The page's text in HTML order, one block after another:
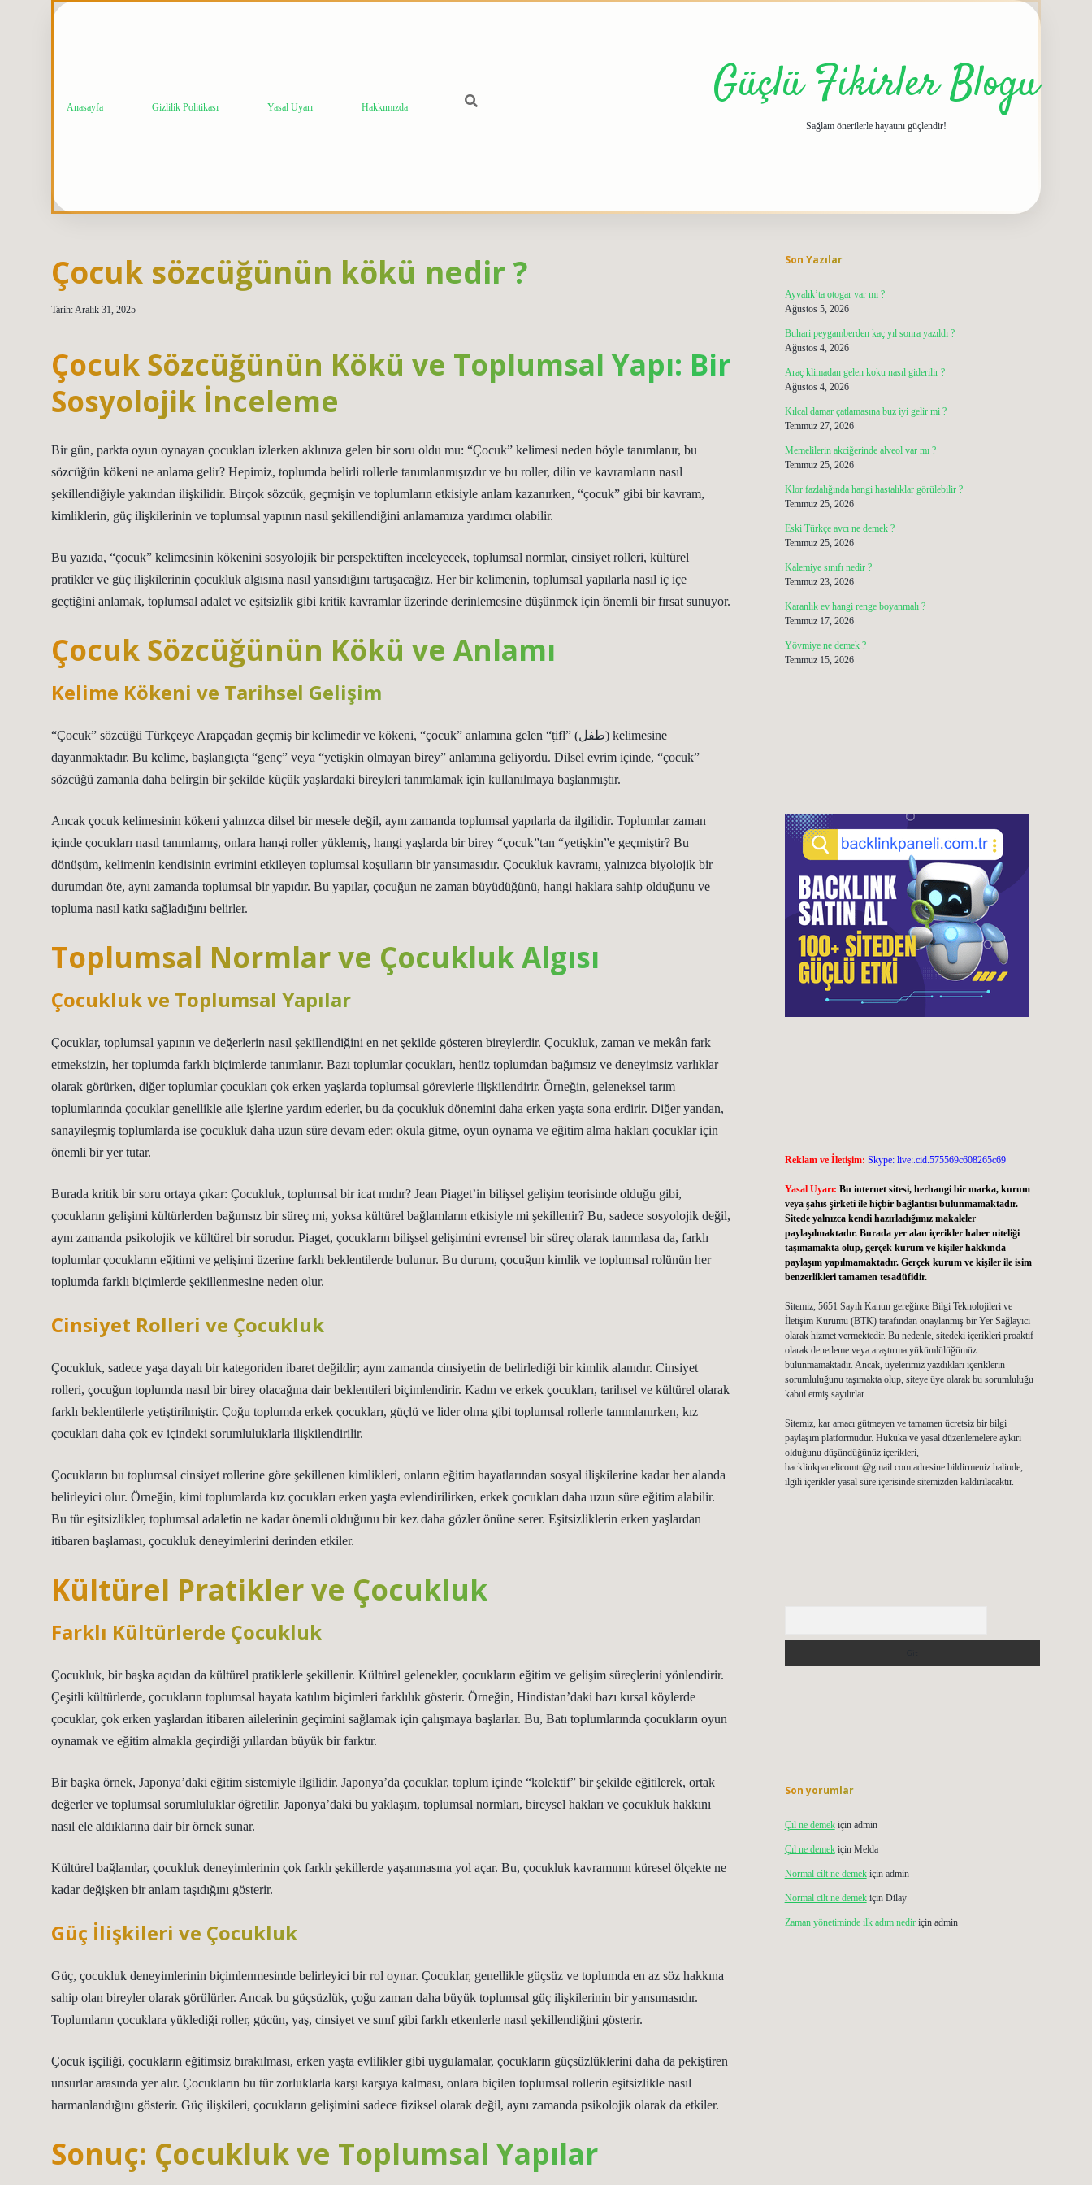
Anasayfa Gizlilik Politikası Yasal Uyarı Hakkımızda Güçlü Fikirler Blogu
Sağlam önerilerle hayatını güçlendir!
Çocuk sözcüğünün kökü nedir ?
Tarih: Aralık 31, 2025
Çocuk Sözcüğünün Kökü ve Toplumsal Yapı: Bir
Sosyolojik İnceleme
Bir gün, parkta oyun oynayan çocukları izlerken aklınıza gelen bir soru oldu mu: “Çocuk” kelimesi neden böyle tanımlanır, bu
sözcüğün kökeni ne anlama gelir? Hepimiz, toplumda belirli rollerle tanımlanmışızdır ve bu roller, dilin ve kavramların nasıl
şekillendiğiyle yakından ilişkilidir. Birçok sözcük, geçmişin ve toplumların etkisiyle anlam kazanırken, “çocuk” gibi bir kavram,
kimliklerin, güç ilişkilerinin ve toplumsal yapının nasıl şekillendiğini anlamamıza yardımcı olabilir.
Bu yazıda, “çocuk” kelimesinin kökenini sosyolojik bir perspektiften inceleyecek, toplumsal normlar, cinsiyet rolleri, kültürel
pratikler ve güç ilişkilerinin çocukluk algısına nasıl yansıdığını tartışacağız. Her bir kelimenin, toplumsal yapılarla nasıl iç içe
geçtiğini anlamak, toplumsal adalet ve eşitsizlik gibi kritik kavramlar üzerinde derinlemesine düşünmek için önemli bir fırsat sunuyor.
Çocuk Sözcüğünün Kökü ve Anlamı
Kelime Kökeni ve Tarihsel Gelişim
“Çocuk” sözcüğü Türkçeye Arapçadan geçmiş bir kelimedir ve kökeni, “çocuk” anlamına gelen “ṭifl” (طفل) kelimesine
dayanmaktadır. Bu kelime, başlangıçta “genç” veya “yetişkin olmayan birey” anlamına geliyordu. Dilsel evrim içinde, “çocuk”
sözcüğü zamanla daha belirgin bir şekilde küçük yaşlardaki bireyleri tanımlamak için kullanılmaya başlanmıştır.
Ancak çocuk kelimesinin kökeni yalnızca dilsel bir mesele değil, aynı zamanda toplumsal yapılarla da ilgilidir. Toplumlar zaman
içinde çocukları nasıl tanımlamış, onlara hangi roller yüklemiş, hangi yaşlarda bir birey “çocuk”tan “yetişkin”e geçmiştir? Bu
dönüşüm, kelimenin kendisinin evrimini etkileyen toplumsal koşulların bir yansımasıdır. Çocukluk kavramı, yalnızca biyolojik bir
durumdan öte, aynı zamanda toplumsal bir yapıdır. Bu yapılar, çocuğun ne zaman büyüdüğünü, hangi haklara sahip olduğunu ve
topluma nasıl katkı sağladığını belirler.
Toplumsal Normlar ve Çocukluk Algısı
Çocukluk ve Toplumsal Yapılar
Çocuklar, toplumsal yapının ve değerlerin nasıl şekillendiğini en net şekilde gösteren bireylerdir. Çocukluk, zaman ve mekân fark
etmeksizin, her toplumda farklı biçimlerde tanımlanır. Bazı toplumlar çocukları, henüz toplumdan bağımsız ve deneyimsiz varlıklar
olarak görürken, diğer toplumlar çocukları çok erken yaşlarda toplumsal görevlerle ilişkilendirir. Örneğin, geleneksel tarım
toplumlarında çocuklar genellikle aile işlerine yardım ederler, bu da çocukluk dönemini daha erken yaşta sona erdirir. Diğer yandan,
sanayileşmiş toplumlarda ise çocukluk daha uzun süre devam eder; okula gitme, oyun oynama ve eğitim alma hakları çocuklar için
önemli bir yer tutar.
Burada kritik bir soru ortaya çıkar: Çocukluk, toplumsal bir icat mıdır? Jean Piaget’in bilişsel gelişim teorisinde olduğu gibi,
çocukların gelişimi kültürlerden bağımsız bir süreç mi, yoksa kültürel bağlamların etkisiyle mi şekillenir? Bu, sadece sosyolojik değil,
aynı zamanda psikolojik ve kültürel bir sorudur. Piaget, çocukların bilişsel gelişimini evrensel bir süreç olarak tanımlasa da, farklı
toplumlar çocukların eğitimi ve gelişimi üzerine farklı beklentilerde bulunur. Bu durum, çocuğun kimlik ve toplumsal rolünün her
toplumda farklı biçimlerde şekillenmesine neden olur.
Cinsiyet Rolleri ve Çocukluk
Çocukluk, sadece yaşa dayalı bir kategoriden ibaret değildir; aynı zamanda cinsiyetin de belirlediği bir kimlik alanıdır. Cinsiyet
rolleri, çocuğun toplumda nasıl bir birey olacağına dair beklentileri biçimlendirir. Kadın ve erkek çocukları, tarihsel ve kültürel olarak
farklı beklentilerle yetiştirilmiştir. Çoğu toplumda erkek çocukları, güçlü ve lider olma gibi toplumsal rollerle tanımlanırken, kız
çocukları daha çok ev içindeki sorumluluklarla ilişkilendirilir.
Çocukların bu toplumsal cinsiyet rollerine göre şekillenen kimlikleri, onların eğitim hayatlarından sosyal ilişkilerine kadar her alanda
belirleyici olur. Örneğin, kimi toplumlarda kız çocukları erken yaşta evlendirilirken, erkek çocukları daha uzun süre eğitim alabilir.
Bu tür eşitsizlikler, toplumsal adaletin ne kadar önemli olduğunu bir kez daha gözler önüne serer. Eşitsizliklerin erken yaşlardan
itibaren başlaması, çocukluk deneyimlerini derinden etkiler.
Kültürel Pratikler ve Çocukluk
Farklı Kültürlerde Çocukluk
Çocukluk, bir başka açıdan da kültürel pratiklerle şekillenir. Kültürel gelenekler, çocukların eğitim ve gelişim süreçlerini yönlendirir.
Çeşitli kültürlerde, çocukların toplumsal hayata katılım biçimleri farklılık gösterir. Örneğin, Hindistan’daki bazı kırsal köylerde
çocuklar, çok erken yaşlardan itibaren ailelerinin geçimini sağlamak için çalışmaya başlarlar. Bu, Batı toplumlarında çocukların oyun
oynamak ve eğitim almakla geçirdiği yıllardan büyük bir farktır.
Bir başka örnek, Japonya’daki eğitim sistemiyle ilgilidir. Japonya’da çocuklar, toplum içinde “kolektif” bir şekilde eğitilerek, ortak
değerler ve toplumsal sorumluluklar öğretilir. Japonya’daki bu yaklaşım, toplumsal normları, bireysel hakları ve çocukluk hakkını
nasıl ele aldıklarına dair bir örnek sunar.
Kültürel bağlamlar, çocukluk deneyimlerinin çok farklı şekillerde yaşanmasına yol açar. Bu, çocukluk kavramının küresel ölçekte ne
kadar değişken bir anlam taşıdığını gösterir.
Güç İlişkileri ve Çocukluk
Güç, çocukluk deneyimlerinin biçimlenmesinde belirleyici bir rol oynar. Çocuklar, genellikle güçsüz ve toplumda en az söz hakkına
sahip olan bireyler olarak görülürler. Ancak bu güçsüzlük, çoğu zaman daha büyük toplumsal güç ilişkilerinin bir yansımasıdır.
Toplumların çocuklara yüklediği roller, gücün, yaş, cinsiyet ve sınıf gibi farklı etkenlerle nasıl şekillendiğini gösterir.
Çocuk işçiliği, çocukların eğitimsiz bırakılması, erken yaşta evlilikler gibi uygulamalar, çocukların güçsüzlüklerini daha da pekiştiren
unsurlar arasında yer alır. Çocukların bu tür zorluklarla karşı karşıya kalması, onlara biçilen toplumsal rollerin eşitsizlikle nasıl
harmanlandığını gösterir. Güç ilişkileri, çocukların gelişimini sadece fiziksel olarak değil, aynı zamanda psikolojik olarak da etkiler.
Sonuç: Çocukluk ve Toplumsal Yapılar
Son Yazılar
Ayvalık’ta otogar var mı ?
Ağustos 5, 2026
Buhari peygamberden kaç yıl sonra yazıldı ?
Ağustos 4, 2026
Araç klimadan gelen koku nasıl giderilir ?
Ağustos 4, 2026
Kılcal damar çatlamasına buz iyi gelir mi ?
Temmuz 27, 2026
Memelilerin akciğerinde alveol var mı ?
Temmuz 25, 2026
Klor fazlalığında hangi hastalıklar görülebilir ?
Temmuz 25, 2026
Eski Türkçe avcı ne demek ?
Temmuz 25, 2026
Kalemiye sınıfı nedir ?
Temmuz 23, 2026
Karanlık ev hangi renge boyanmalı ?
Temmuz 17, 2026
Yövmiye ne demek ?
Temmuz 15, 2026
Reklam ve İletişim: Skype: live:.cid.575569c608265c69
Yasal Uyarı: Bu internet sitesi, herhangi bir marka, kurum
veya şahıs şirketi ile hiçbir bağlantısı bulunmamaktadır.
Sitede yalnızca kendi hazırladığımız makaleler
paylaşılmaktadır. Burada yer alan içerikler haber niteliği
taşımamakta olup, gerçek kurum ve kişiler hakkında
paylaşım yapılmamaktadır. Gerçek kurum ve kişiler ile isim
benzerlikleri tamamen tesadüfidir.
Sitemiz, 5651 Sayılı Kanun gereğince Bilgi Teknolojileri ve
İletişim Kurumu (BTK) tarafından onaylanmış bir Yer Sağlayıcı
olarak hizmet vermektedir. Bu nedenle, sitedeki içerikleri proaktif
olarak denetleme veya araştırma yükümlülüğümüz
bulunmamaktadır. Ancak, üyelerimiz yazdıkları içeriklerin
sorumluluğunu taşımakta olup, siteye üye olarak bu sorumluluğu
kabul etmiş sayılırlar.
Sitemiz, kar amacı gütmeyen ve tamamen ücretsiz bir bilgi
paylaşım platformudur. Hukuka ve yasal düzenlemelere aykırı
olduğunu düşündüğünüz içerikleri,
backlinkpanelicomtr@gmail.comadresine bildirmeniz halinde,
ilgili içerikler yasal süre içerisinde sitemizden kaldırılacaktır.
Son yorumlar
Çıl ne demekiçin admin
Çıl ne demekiçin Melda
Normal cilt ne demekiçin admin
Normal cilt ne demekiçin Dilay
Zaman yönetiminde ilk adım nediriçin admin